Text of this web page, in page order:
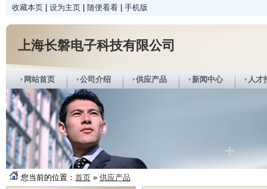
收藏本页 设为主页 随便看看 手机版
上海长磐电子科技有限公司
网站首页 公司介绍 供应产品 新闻中心 人才
您当前的位置： 首页 » 供应产品